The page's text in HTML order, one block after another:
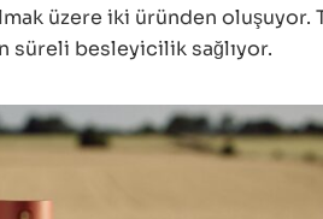
üzere iki üründen oluşuyor.
süreli besleyicilik sağlıyor.